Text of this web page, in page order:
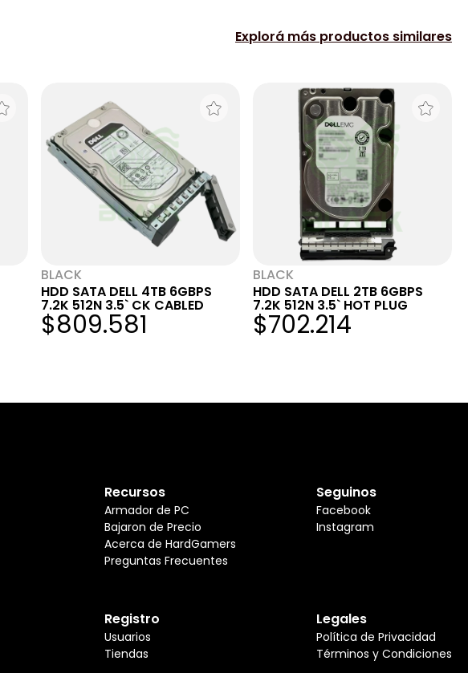
Explorá más productos similares
BLACK
HDD SATA DELL 4TB 6GBPS
7.2K 512N 3.5` CK CABLED
$809.581
BLACK
HDD SATA DELL 2TB 6GBPS
7.2K 512N 3.5` HOT PLUG
$702.214
Recursos
Armador de PC
Bajaron de Precio
Acerca de HardGamers
Preguntas Frecuentes
Seguinos
Facebook
Instagram
Registro
Usuarios
Tiendas
Legales
Política de Privacidad
Términos y Condiciones